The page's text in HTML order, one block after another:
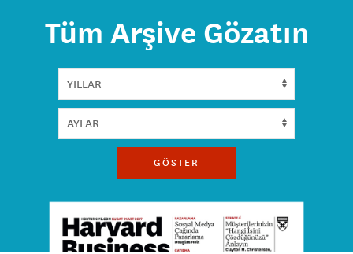
Tüm Arşive Gözatın
GÖSTER